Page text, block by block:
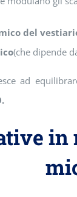
del
(che dipende
ad
in